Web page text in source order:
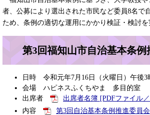
者、公募により選出された市民など委員8名で
ため、条例の適切な運用にかかり検証・検討を
第3回福知山市自治基本条例
日時 令和元年7月16日（火曜日）午後3
会場 ハピネスふくちやま 多目的室
出席者
出席者名簿 [PDFファイル
内容
第3回自治基本条例推進委員